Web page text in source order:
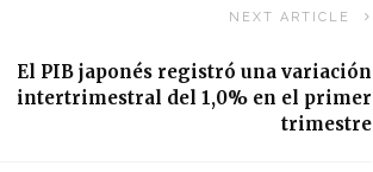
NEXT ARTICLE
El PIB japonés registró una variación
intertrimestral del 1,0% en el primer
trimestre